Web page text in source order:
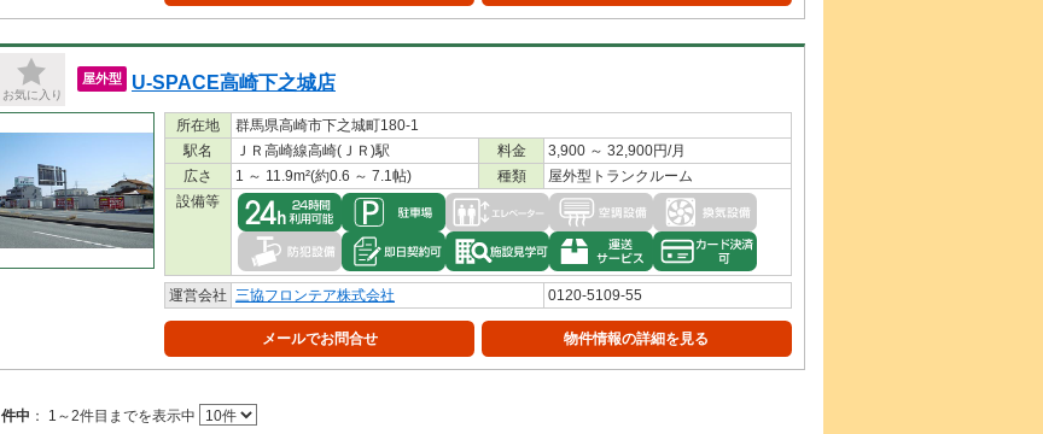
お気に入り
屋外型 U-SPACE高崎下之城店
所在地
群馬県高崎市下之城町180-1
駅名
ＪＲ高崎線高崎(ＪＲ)駅 料金
3,900 ～ 32,900円/月
広さ
1 ～ 11.9m²(約0.6 ～ 7.1帖) 種類
屋外型トランクルーム
設備等
運営会社 三協フロンテア株式会社 0120-5109-55
メールでお問合せ 物件情報の詳細を見る
件中 ： 1～2件目までを表示中